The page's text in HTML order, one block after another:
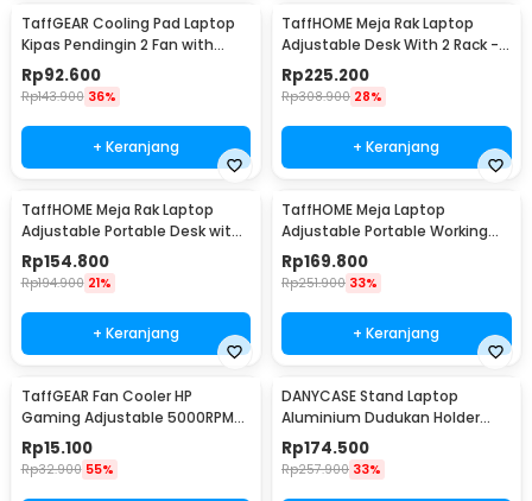
TaffGEAR Cooling Pad Laptop
Kipas Pendingin 2 Fan with
Knob Speed - Q100
Rp92.600
Rp143.900 36%
+ Keranjang
TaffHOME Meja Rak Laptop
Adjustable Desk With 2 Rack -
ND03
Rp225.200
Rp308.900 28%
+ Keranjang
TaffHOME Meja Rak Laptop
Adjustable Portable Desk with 1
Rack - ND03
Rp154.800
Rp194.900 21%
+ Keranjang
TaffHOME Meja Laptop
Adjustable Portable Working
Desk 3 Layer 60x40cm - ND04
Rp169.800
Rp251.900 33%
+ Keranjang
TaffGEAR Fan Cooler HP
Gaming Adjustable 5000RPM
Kipas Pendingin 5V - G6
Rp15.100
Rp32.900 55%
DANYCASE Stand Laptop
Aluminium Dudukan Holder
Foldable Cooling Fan - DC1316
Rp174.500
Rp257.900 33%